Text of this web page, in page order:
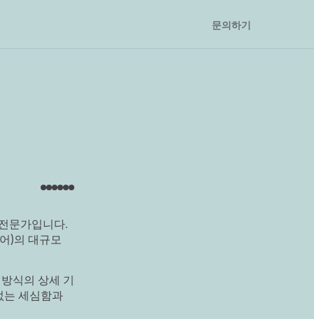
문가입니다.
)의 대규모
식의 상세 기
는 세심함과
문의하기